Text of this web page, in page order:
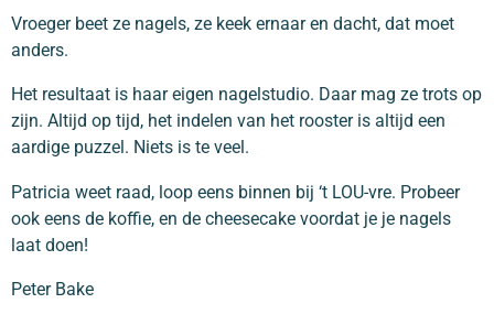
Vroeger beet ze nagels, ze keek ernaar en dacht, dat moet
anders.
Het resultaat is haar eigen nagelstudio. Daar mag ze trots op
zijn. Altijd op tijd, het indelen van het rooster is altijd een
aardige puzzel. Niets is te veel.
Patricia weet raad, loop eens binnen bij ‘t LOU-vre. Probeer
ook eens de koffie, en de cheesecake voordat je je nagels
laat doen!
Peter Bake